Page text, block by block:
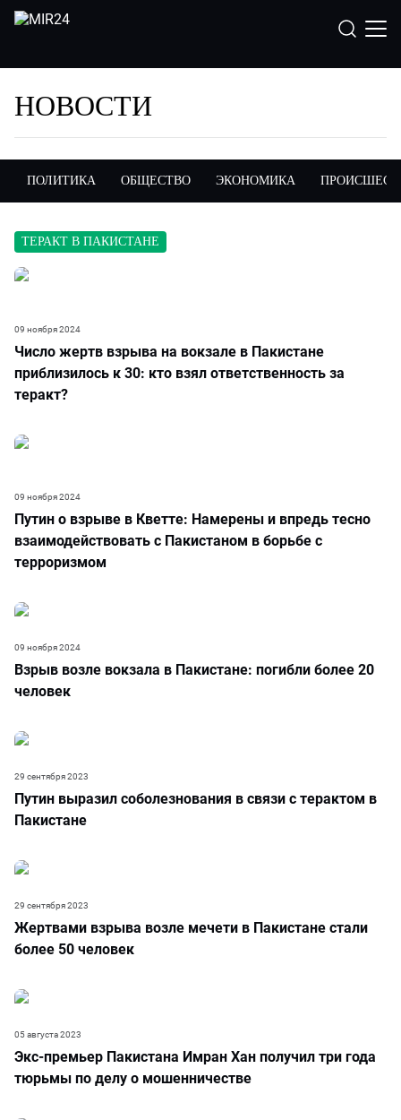
НОВОСТИ
ПОЛИТИКА ОБЩЕСТВО ЭКОНОМИКА
ТЕРАКТ В ПАКИСТАНЕ
Число жертв взрыва на вокзале в Пакистане
приблизилось к 30: кто взял ответственность за
теракт?
09 ноября 2024
Путин о взрыве в Кветте: Намерены и впредь тесно
взаимодействовать с Пакистаном в борьбе с
терроризмом
09 ноября 2024
Взрыв возле вокзала в Пакистане: погибли более 20
человек
09 ноября 2024
Путин выразил соболезнования в связи с терактом в
Пакистане
29 сентября 2023
Жертвами взрыва возле мечети в Пакистане стали
более 50 человек
29 сентября 2023
Экс-премьер Пакистана Имран Хан получил три года
тюрьмы по делу о мошенничестве
05 августа 2023